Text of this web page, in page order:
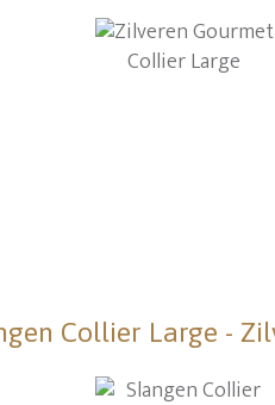
Collier Large -